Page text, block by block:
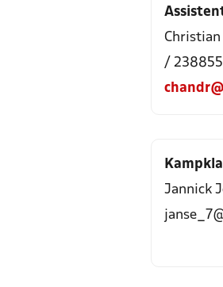
Christian
/
Jannick